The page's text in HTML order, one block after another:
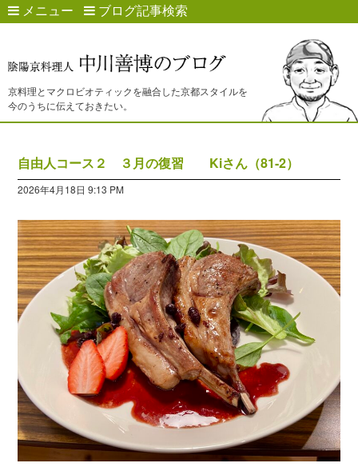
メニュー ブログ記事検索
京料理とマクロビオティックを融合した京都スタイルを
今のうちに伝えておきたい。
自由人コース２ ３月の復習 Kiさん（81-2）
2026年4月18日 9:13 PM